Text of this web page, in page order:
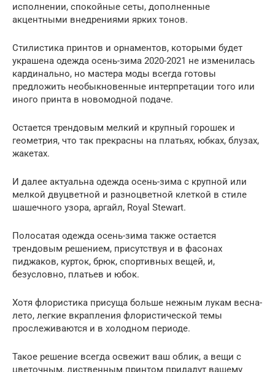
исполнении, спокойные сеты, дополненные
акцентными внедрениями ярких тонов.
Стилистика принтов и орнаментов, которыми будет
украшена одежда осень-зима 2020-2021 не изменилась
кардинально, но мастера моды всегда готовы
предложить необыкновенные интерпретации того или
иного принта в новомодной подаче.
Остается трендовым мелкий и крупный горошек и
геометрия, что так прекрасны на платьях, юбках, блузах,
жакетах.
И далее актуальна одежда осень-зима с крупной или
мелкой двуцветной и разноцветной клеткой в стиле
шашечного узора, аргайл, Royal Stewart.
Полосатая одежда осень-зима также остается
трендовым решением, присутствуя и в фасонах
пиджаков, курток, брюк, спортивных вещей, и,
безусловно, платьев и юбок.
Хотя флористика присуща больше нежным лукам весна-
лето, легкие вкрапления флористической темы
прослеживаются и в холодном периоде.
Такое решение всегда освежит ваш облик, а вещи с
цветочным, лиственным принтом придадут вашему